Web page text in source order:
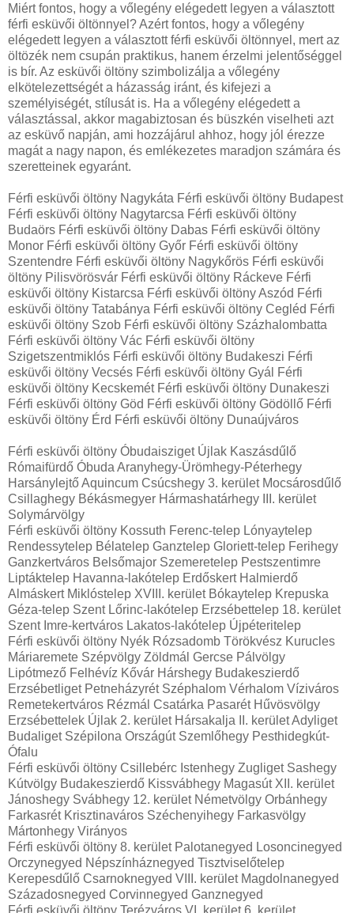
Miért fontos, hogy a vőlegény elégedett legyen a választott
férfi esküvői öltönnyel? Azért fontos, hogy a vőlegény
elégedett legyen a választott férfi esküvői öltönnyel, mert az
öltözék nem csupán praktikus, hanem érzelmi jelentőséggel
is bír. Az esküvői öltöny szimbolizálja a vőlegény
elkötelezettségét a házasság iránt, és kifejezi a
személyiségét, stílusát is. Ha a vőlegény elégedett a
választással, akkor magabiztosan és büszkén viselheti azt
az esküvő napján, ami hozzájárul ahhoz, hogy jól érezze
magát a nagy napon, és emlékezetes maradjon számára és
szeretteinek egyaránt.
Férfi esküvői öltöny Nagykáta Férfi esküvői öltöny Budapest
Férfi esküvői öltöny Nagytarcsa Férfi esküvői öltöny
Budaörs Férfi esküvői öltöny Dabas Férfi esküvői öltöny
Monor Férfi esküvői öltöny Győr Férfi esküvői öltöny
Szentendre Férfi esküvői öltöny Nagykőrös Férfi esküvői
öltöny Pilisvörösvár Férfi esküvői öltöny Ráckeve Férfi
esküvői öltöny Kistarcsa Férfi esküvői öltöny Aszód Férfi
esküvői öltöny Tatabánya Férfi esküvői öltöny Cegléd Férfi
esküvői öltöny Szob Férfi esküvői öltöny Százhalombatta
Férfi esküvői öltöny Vác Férfi esküvői öltöny
Szigetszentmiklós Férfi esküvői öltöny Budakeszi Férfi
esküvői öltöny Vecsés Férfi esküvői öltöny Gyál Férfi
esküvői öltöny Kecskemét Férfi esküvői öltöny Dunakeszi
Férfi esküvői öltöny Göd Férfi esküvői öltöny Gödöllő Férfi
esküvői öltöny Érd Férfi esküvői öltöny Dunaújváros
Férfi esküvői öltöny Óbudaisziget Újlak Kaszásdűlő
Rómaifürdő Óbuda Aranyhegy-Ürömhegy-Péterhegy
Harsánylejtő Aquincum Csúcshegy 3. kerület Mocsárosdűlő
Csillaghegy Békásmegyer Hármashatárhegy III. kerület
Solymárvölgy
Férfi esküvői öltöny Kossuth Ferenc-telep Lónyaytelep
Rendessytelep Bélatelep Ganztelep Gloriett-telep Ferihegy
Ganzkertváros Belsőmajor Szemeretelep Pestszentimre
Liptáktelep Havanna-lakótelep Erdőskert Halmierdő
Almáskert Miklóstelep XVIII. kerület Bókaytelep Krepuska
Géza-telep Szent Lőrinc-lakótelep Erzsébettelep 18. kerület
Szent Imre-kertváros Lakatos-lakótelep Újpéteritelep
Férfi esküvői öltöny Nyék Rózsadomb Törökvész Kurucles
Máriaremete Szépvölgy Zöldmál Gercse Pálvölgy
Lipótmező Felhévíz Kővár Hárshegy Budakeszierdő
Erzsébetliget Petneházyrét Széphalom Vérhalom Víziváros
Remetekertváros Rézmál Csatárka Pasarét Hűvösvölgy
Erzsébettelek Újlak 2. kerület Hársakalja II. kerület Adyliget
Budaliget Szépilona Országút Szemlőhegy Pesthidegkút-
Ófalu
Férfi esküvői öltöny Csillebérc Istenhegy Zugliget Sashegy
Kútvölgy Budakeszierdő Kissvábhegy Magasút XII. kerület
Jánoshegy Svábhegy 12. kerület Németvölgy Orbánhegy
Farkasrét Krisztinaváros Széchenyihegy Farkasvölgy
Mártonhegy Virányos
Férfi esküvői öltöny 8. kerület Palotanegyed Losoncinegyed
Orczynegyed Népszínháznegyed Tisztviselőtelep
Kerepesdűlő Csarnoknegyed VIII. kerület Magdolnanegyed
Századosnegyed Corvinnegyed Ganznegyed
Férfi esküvői öltöny Terézváros VI. kerület 6. kerület